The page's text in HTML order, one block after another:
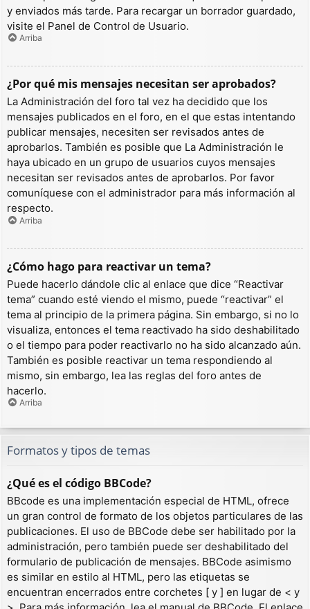
y enviados más tarde. Para recargar un borrador guardado,
visite el Panel de Control de Usuario.
Arriba
¿Por qué mis mensajes necesitan ser aprobados?
La Administración del foro tal vez ha decidido que los
mensajes publicados en el foro, en el que estas intentando
publicar mensajes, necesiten ser revisados antes de
aprobarlos. También es posible que La Administración le
haya ubicado en un grupo de usuarios cuyos mensajes
necesitan ser revisados antes de aprobarlos. Por favor
comuníquese con el administrador para más información al
respecto.
Arriba
¿Cómo hago para reactivar un tema?
Puede hacerlo dándole clic al enlace que dice “Reactivar
tema” cuando esté viendo el mismo, puede “reactivar” el
tema al principio de la primera página. Sin embargo, si no lo
visualiza, entonces el tema reactivado ha sido deshabilitado
o el tiempo para poder reactivarlo no ha sido alcanzado aún.
También es posible reactivar un tema respondiendo al
mismo, sin embargo, lea las reglas del foro antes de
hacerlo.
Arriba
Formatos y tipos de temas
¿Qué es el código BBCode?
BBcode es una implementación especial de HTML, ofrece
un gran control de formato de los objetos particulares de las
publicaciones. El uso de BBCode debe ser habilitado por la
administración, pero también puede ser deshabilitado del
formulario de publicación de mensajes. BBCode asimismo
es similar en estilo al HTML, pero las etiquetas se
encuentran encerrados entre corchetes [ y ] en lugar de < y